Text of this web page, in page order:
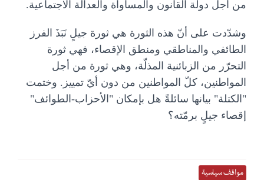
من أجل دولة القانون والمساواة والعدالة الاجتماعية.
وشدّدت على أنّ هذه الثورة هي ثورة جيلٍ نَبَذَ الفرز
الطائفي والمناطقي ومنطق الإقصاء، فهي ثورة
التحرّر من الزبائنية المذلّة، وهي ثورة من أجل
المواطنين، كلّ المواطنين من دون أيّ تمييز. وختمت
"الكتلة" بيانها سائلةً هل بإمكان "الأحزاب-الطوائف"
إقصاء جيلٍ برمّته؟
مواقف سياسية